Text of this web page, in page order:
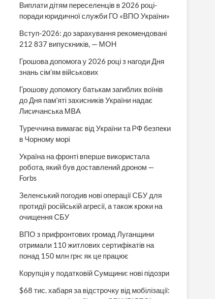
Виплати дітям переселенців в 2026 році-
поради юридичної служби ГО «ВПО України»
Вступ-2026: до зарахування рекомендовані
212 837 випускників, — МОН
Грошова допомога у 2026 році з нагоди Дня
знань сім’ям військових
Грошову допомогу батькам загиблих воїнів
до Дня пам’яті захисників України надає
Лисичанська МВА
Туреччина вимагає від України та РФ безпеки
в Чорному морі
Україна на фронті вперше використала
робота, який був доставлений дроном —
Forbs
Зеленський погодив нові операції СБУ для
протидії російській агресії, а також кроки на
очищення СБУ
ВПО з прифронтових громад Луганщини
отримали 110 житлових сертифікатів на
понад 150 млн грн: як це працює
Корупція у податковій Сумщини: нові підозри
$68 тис. хабаря за відстрочку від мобілізації: